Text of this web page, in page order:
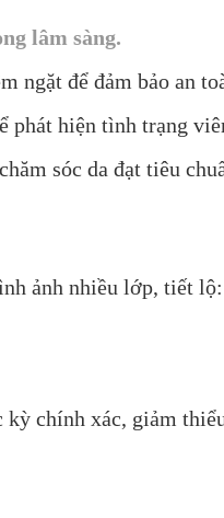
lâm sàng.
ngặt để đảm bảo an
phát hiện tình trạng
sóc da đạt tiêu
ảnh nhiều lớp, tiết lộ:
chính xác, giảm